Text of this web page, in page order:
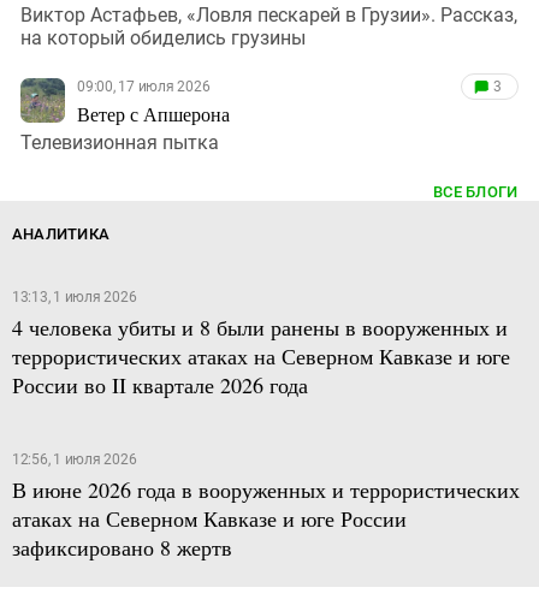
Виктор Астафьев, «Ловля пескарей в Грузии». Рассказ,
на который обиделись грузины
09:00, 17 июля 2026
Ветер с Апшерона
3
Телевизионная пытка
ВСЕ БЛОГИ
АНАЛИТИКА
13:13, 1 июля 2026
4 человека убиты и 8 были ранены в вооруженных и
террористических атаках на Северном Кавказе и юге
России во II квартале 2026 года
12:56, 1 июля 2026
В июне 2026 года в вооруженных и террористических
атаках на Северном Кавказе и юге России
зафиксировано 8 жертв